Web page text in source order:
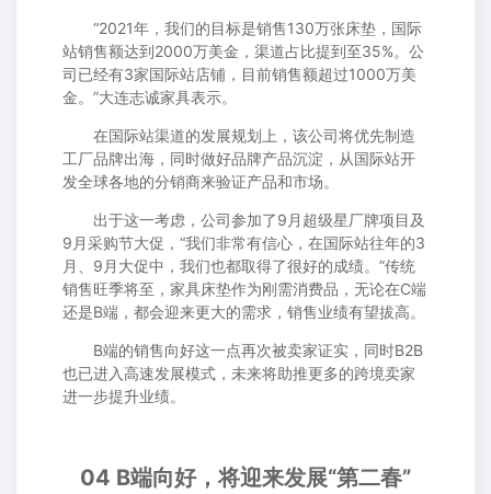
“2021年，我们的目标是销售130万张床垫，国际
站销售额达到2000万美金，渠道占比提到至35%。公
司已经有3家国际站店铺，目前销售额超过1000万美
金。”大连志诚家具表示。
在国际站渠道的发展规划上，该公司将优先制造
工厂品牌出海，同时做好品牌产品沉淀，从国际站开
发全球各地的分销商来验证产品和市场。
出于这一考虑，公司参加了9月超级星厂牌项目及
9月采购节大促，“我们非常有信心，在国际站往年的3
月、9月大促中，我们也都取得了很好的成绩。”传统
销售旺季将至，家具床垫作为刚需消费品，无论在C端
还是B端，都会迎来更大的需求，销售业绩有望拔高。
B端的销售向好这一点再次被卖家证实，同时B2B
也已进入高速发展模式，未来将助推更多的跨境卖家
进一步提升业绩。
04 B端向好，将迎来发展“第二春”